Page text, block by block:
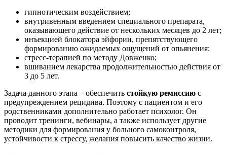
гипнотическим воздействием;
внутривенным введением специального препарата,
оказывающего действие от нескольких месяцев до 2 лет;
инъекцией блокатора эйфории, препятствующего
формированию ожидаемых ощущений от опьянения;
стресс-терапией по методу Довженко;
вшиванием лекарства продолжительностью действия от
3 до 5 лет.
Задача данного этапа – обеспечить стойкую ремиссию с
предупреждением рецидива. Поэтому с пациентом и его
родственниками дополнительно работает психолог. Он
проводит тренинги, вебинары, а также использует другие
методики для формирования у больного самоконтроля,
устойчивости к стрессу, желания повысить качество жизни.